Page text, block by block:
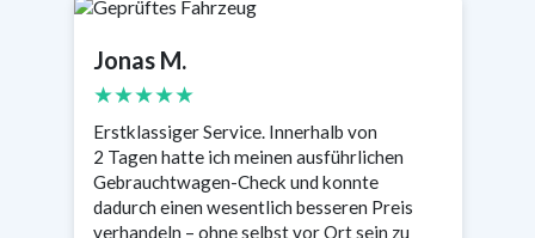
Jonas M.
★★★★★
Erstklassiger Service. Innerhalb von
2 Tagen hatte ich meinen ausführlichen
Gebrauchtwagen-Check und konnte
dadurch einen wesentlich besseren Preis
verhandeln – ohne selbst vor Ort sein zu